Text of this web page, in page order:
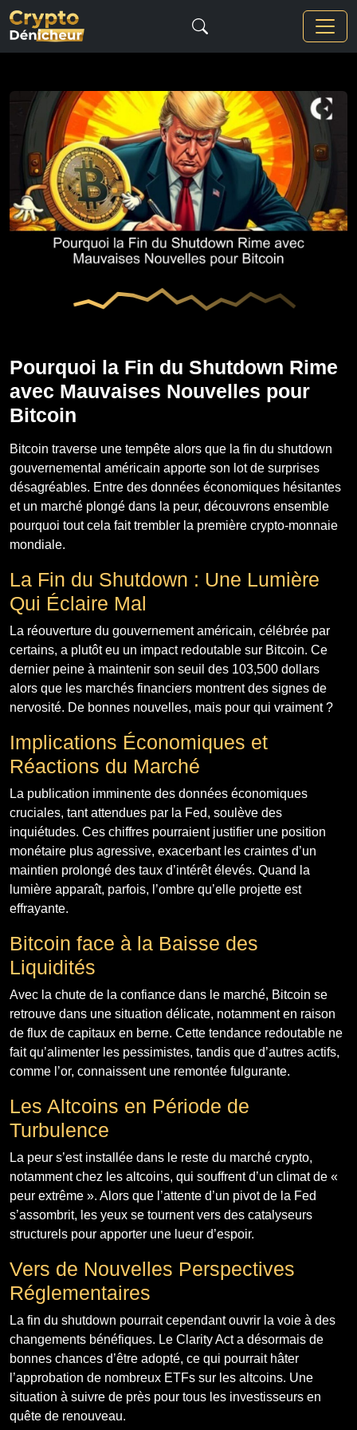
Pourquoi la Fin du Shutdown Rime
avec Mauvaises Nouvelles pour
Bitcoin
Bitcoin traverse une tempête alors que la fin du shutdown
gouvernemental américain apporte son lot de surprises
désagréables. Entre des données économiques hésitantes
et un marché plongé dans la peur, découvrons ensemble
pourquoi tout cela fait trembler la première crypto-monnaie
mondiale.
La Fin du Shutdown : Une Lumière
Qui Éclaire Mal
La réouverture du gouvernement américain, célébrée par
certains, a plutôt eu un impact redoutable sur Bitcoin. Ce
dernier peine à maintenir son seuil des 103,500 dollars
alors que les marchés financiers montrent des signes de
nervosité. De bonnes nouvelles, mais pour qui vraiment ?
Implications Économiques et
Réactions du Marché
La publication imminente des données économiques
cruciales, tant attendues par la Fed, soulève des
inquiétudes. Ces chiffres pourraient justifier une position
monétaire plus agressive, exacerbant les craintes d’un
maintien prolongé des taux d’intérêt élevés. Quand la
lumière apparaît, parfois, l’ombre qu’elle projette est
effrayante.
Bitcoin face à la Baisse des
Liquidités
Avec la chute de la confiance dans le marché, Bitcoin se
retrouve dans une situation délicate, notamment en raison
de flux de capitaux en berne. Cette tendance redoutable ne
fait qu’alimenter les pessimistes, tandis que d’autres actifs,
comme l’or, connaissent une remontée fulgurante.
Les Altcoins en Période de
Turbulence
La peur s’est installée dans le reste du marché crypto,
notamment chez les altcoins, qui souffrent d’un climat de «
peur extrême ». Alors que l’attente d’un pivot de la Fed
s’assombrit, les yeux se tournent vers des catalyseurs
structurels pour apporter une lueur d’espoir.
Vers de Nouvelles Perspectives
Réglementaires
La fin du shutdown pourrait cependant ouvrir la voie à des
changements bénéfiques. Le Clarity Act a désormais de
bonnes chances d’être adopté, ce qui pourrait hâter
l’approbation de nombreux ETFs sur les altcoins. Une
situation à suivre de près pour tous les investisseurs en
quête de renouveau.